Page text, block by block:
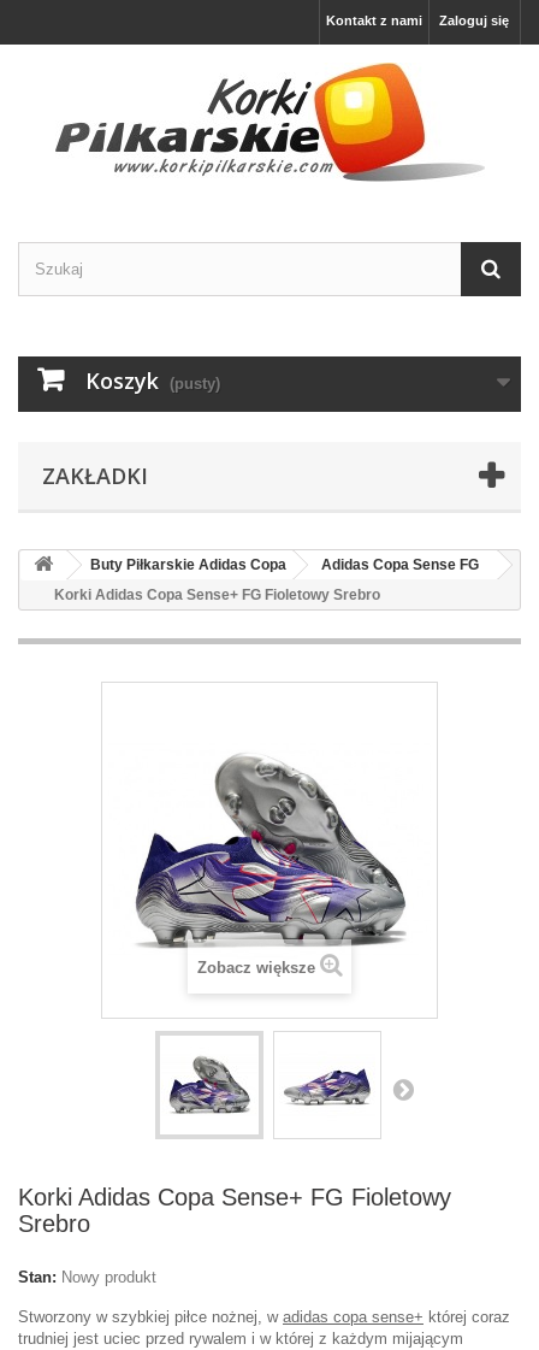
Zaloguj się
Kontakt z nami
Koszyk (pusty)
ZAKŁADKI
Buty Piłkarskie Adidas Copa
Adidas Copa Sense FG
Korki Adidas Copa Sense+ FG Fioletowy Srebro
Zobacz większe
Korki Adidas Copa Sense+ FG Fioletowy
Srebro
Stan: Nowy produkt
Stworzony w szybkiej piłce nożnej, w adidas copa sense+ której coraz
trudniej jest uciec przed rywalem i w której z każdym mijającym